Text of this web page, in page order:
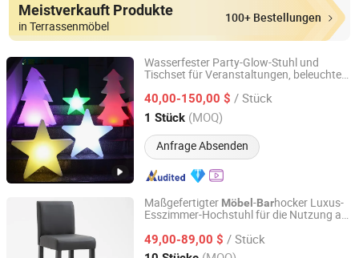
Meistverkauft Produkte
in Terrassenmöbel
100+ Bestellungen
Wasserfester Party-Glow-Stuhl und
Tischset für Veranstaltungen, beleuchtet,
Möbel
40,00-150,00 $ / Stück
1 Stück (MOQ)
Anfrage Absenden
Hengshui First Class Rotomolding Equipment Technology
Co., Ltd.
Hebei, China Seit 2026
Maßgefertigter Möbel -Barhocker Luxus-
Esszimmer-Hochstuhl für die Nutzung am
49,00-89,00 $ / Stück
Foshan Optima Home Industry Co .,Ltd